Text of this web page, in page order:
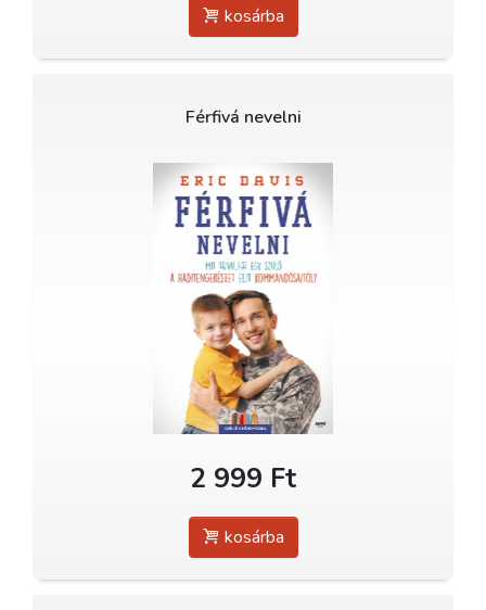
kosárba
Férfivá nevelni
2 999 Ft
kosárba